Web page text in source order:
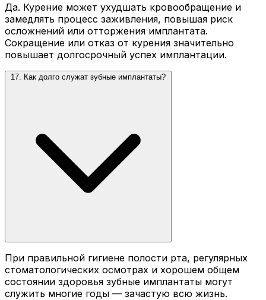
Да. Курение может ухудшать кровообращение и
замедлять процесс заживления, повышая риск
осложнений или отторжения имплантата.
Сокращение или отказ от курения значительно
повышает долгосрочный успех имплантации.
17. Как долго служат зубные имплантаты?
При правильной гигиене полости рта, регулярных
стоматологических осмотрах и хорошем общем
состоянии здоровья зубные имплантаты могут
служить многие годы — зачастую всю жизнь.